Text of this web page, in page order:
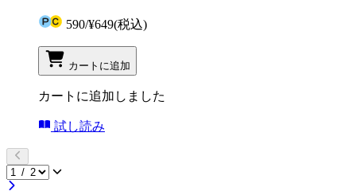
590/¥649(税込)
カートに追加
カートに追加しました
試し読み